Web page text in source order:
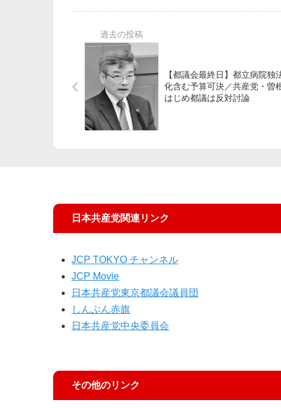
【都議会最終日】都立病院独
化含む予算可決／共産党・曽
はじめ都議は反対討論
日本共産党関連リンク
JCP TOKYO チャンネル
JCP Movie
日本共産党東京都議会議員団
しんぶん赤旗
日本共産党中央委員会
その他のリンク